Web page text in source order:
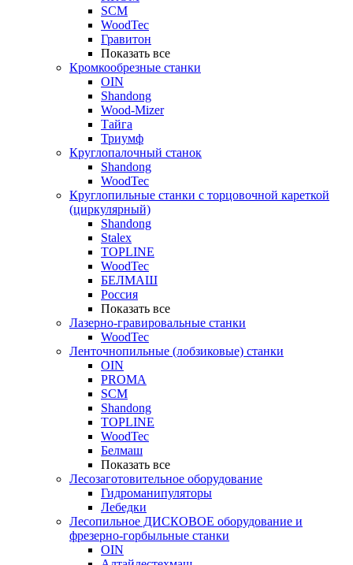
SCM
WoodTec
Гравитон
Показать все
Кромкообрезные станки
OIN
Shandong
Wood-Mizer
Тайга
Триумф
Круглопалочный станок
Shandong
WoodTec
Круглопильные станки с торцовочной кареткой
(циркулярный)
Shandong
Stalex
TOPLINE
WoodTec
БЕЛМАШ
Россия
Показать все
Лазерно-гравировальные станки
WoodTec
Ленточнопильные (лобзиковые) станки
OIN
PROMA
SCM
Shandong
TOPLINE
WoodTec
Белмаш
Показать все
Лесозаготовительное оборудование
Гидроманипуляторы
Лебедки
Лесопильное ДИСКОВОЕ оборудование и
фрезерно-горбыльные станки
OIN